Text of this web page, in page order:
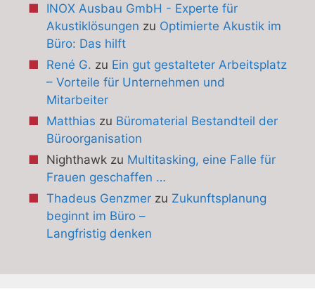
INOX Ausbau GmbH - Experte für
Akustiklösungen zu Optimierte Akustik im
Büro: Das hilft
René G. zu Ein gut gestalteter Arbeitsplatz
– Vorteile für Unternehmen und
Mitarbeiter
Matthias zu Büromaterial Bestandteil der
Büroorganisation
Nighthawkzu Multitasking, eine Falle für
Frauen geschaffen …
Thadeus Genzmerzu Zukunftsplanung
beginnt im Büro –
Langfristig denken